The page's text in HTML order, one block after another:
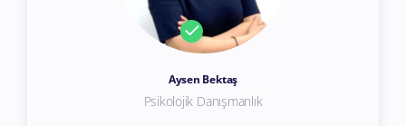
Aysen Bektaş
Psikolojik Danışmanlık